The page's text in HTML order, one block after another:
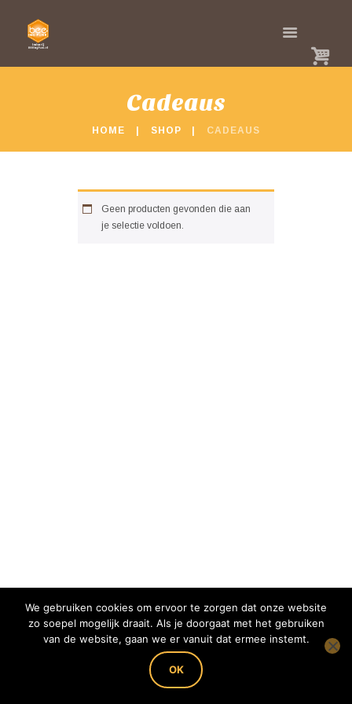
Cadeaus
HOME SHOP CADEAUS
Geen producten gevonden die aan
je selectie voldoen.
Copyright 2022 Imkerij BEEing Pure - KvK:
62728768 - BTW nummer: NL001826671B79 -
IBAN: NL88RABO0302118454
We gebruiken cookies om ervoor te zorgen dat onze website
zo soepel mogelijk draait. Als je doorgaat met het gebruiken
van de website, gaan we er vanuit dat ermee instemt.
OK